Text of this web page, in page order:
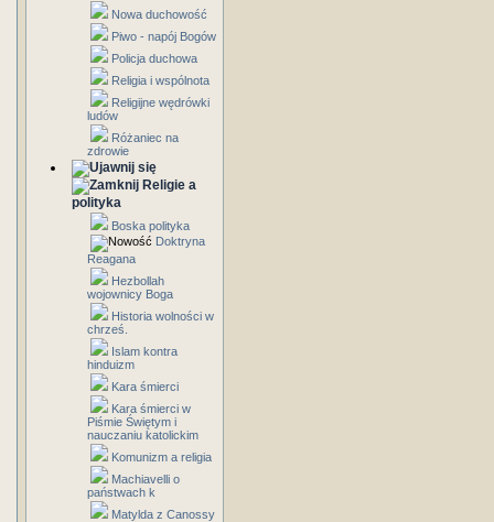
Nowa duchowość
Piwo - napój Bogów
Policja duchowa
Religia i wspólnota
Religijne wędrówki
ludów
Różaniec na
zdrowie
Religie a
polityka
Boska polityka
Doktryna
Reagana
Hezbollah
wojownicy Boga
Historia wolności w
chrześ.
Islam kontra
hinduizm
Kara śmierci
Kara śmierci w
Piśmie Świętym i
nauczaniu katolickim
Komunizm a religia
Machiavelli o
państwach k
Matylda z Canossy